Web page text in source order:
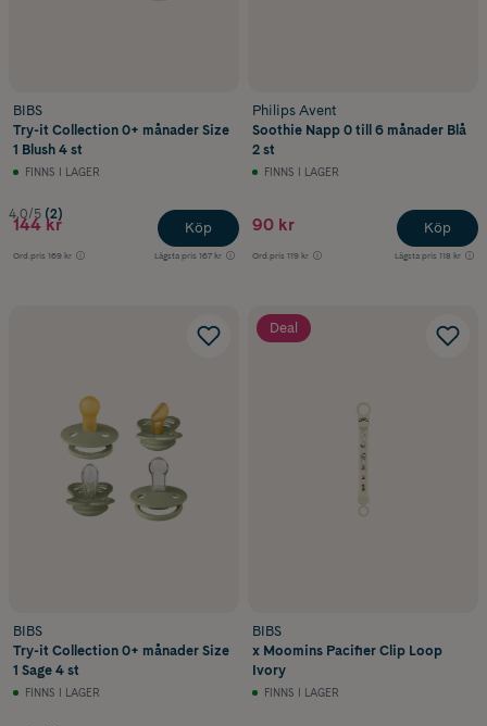
BIBS
Try-it Collection 0+ månader Size
1 Blush 4 st
FINNS I LAGER
4.0/5 (2)
144 kr
Ord.pris 169 kr Lägsta pris 167 kr
Köp
Philips Avent
Soothie Napp 0 till 6 månader Blå
2 st
FINNS I LAGER
90 kr
Ord.pris 119 kr Lägsta pris 118 kr
Köp
BIBS
Try-it Collection 0+ månader Size
1 Sage 4 st
FINNS I LAGER
Deal
BIBS
x Moomins Pacifier Clip Loop
Ivory
FINNS I LAGER